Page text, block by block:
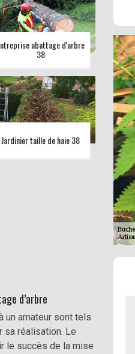
abattage d'arbre
38
Jardinier taille de haie 38
d’arbre
un amateur sont tels
sa réalisation. Le
le succès de la mise